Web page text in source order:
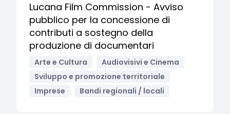
Lucana Film Commission - Avviso
pubblico per la concessione di
contributi a sostegno della
produzione di documentari
Arte e Cultura
Audiovisivi e Cinema
Sviluppo e promozione territoriale
Imprese
Bandi regionali / locali